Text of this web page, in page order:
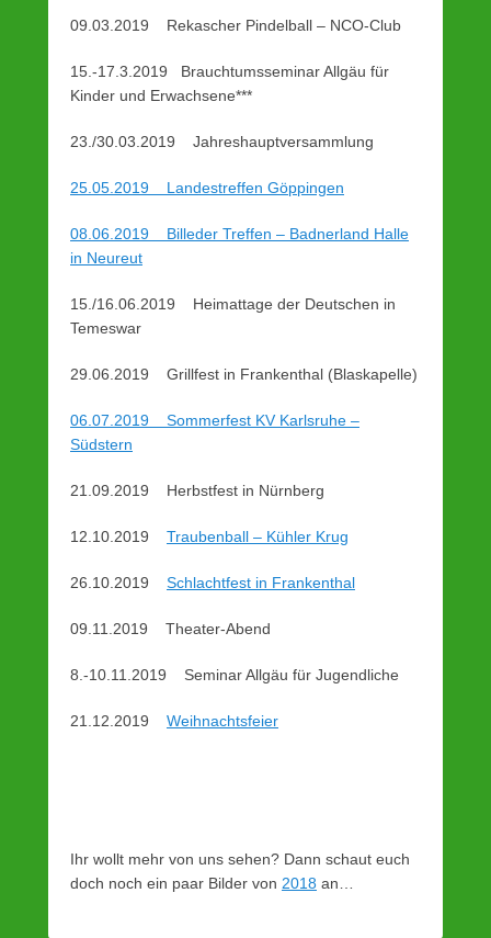
4
09.03.2019 Rekascher Pindelball – NCO-Club
15.-17.3.2019 Brauchtumsseminar Allgäu für
Kinder und Erwachsene***
23./30.03.2019 Jahreshauptversammlung
25.05.2019 Landestreffen Göppingen
08.06.2019 Billeder Treffen – Badnerland Halle
in Neureut
15./16.06.2019 Heimattage der Deutschen in
Temeswar
29.06.2019 Grillfest in Frankenthal (Blaskapelle)
06.07.2019 Sommerfest KV Karlsruhe –
Südstern
21.09.2019 Herbstfest in Nürnberg
12.10.2019 Traubenball – Kühler Krug
26.10.2019 Schlachtfest in Frankenthal
09.11.2019 Theater-Abend
8.-10.11.2019 Seminar Allgäu für Jugendliche
21.12.2019 Weihnachtsfeier
Ihr wollt mehr von uns sehen? Dann schaut euch
doch noch ein paar Bilder von 2018 an…